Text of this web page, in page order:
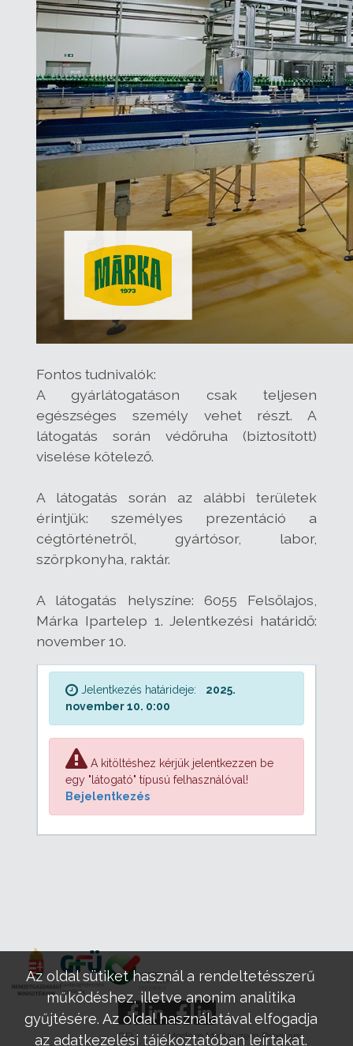
Fontos tudnivalók:
A gyárlátogatáson csak teljesen
egészséges személy vehet részt. A
látogatás során védőruha (biztosított)
viselése kötelező.
A látogatás során az alábbi területek
érintjük: személyes prezentáció a
cégtörténetről, gyártósor, labor,
szörpkonyha, raktár.
A látogatás helyszíne: 6055 Felsőlajos,
Márka Ipartelep 1. Jelentkezési határidő:
november 10.
Jelentkezés határideje:
2025.
november 10. 0:00
A kitöltéshez kérjük jelentkezzen be
egy "látogató" típusú felhasználóval!
Bejelentkezés
GFÜ Modern Mintaüzem Program
Az oldal sütiket használ a rendeltetésszerű
működéshez, illetve anonim analitika
gyűjtésére. Az oldal használatával elfogadja
az adatkezelési tájékoztatóban leírtakat.